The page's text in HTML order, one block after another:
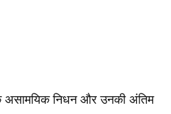
असामयिक निधन और उनकी अंतिम